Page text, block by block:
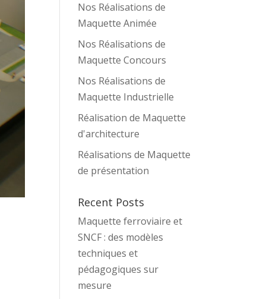
Nos Réalisations de
Maquette Animée
Nos Réalisations de
Maquette Concours
Nos Réalisations de
Maquette Industrielle
Réalisation de Maquette
d'architecture
Réalisations de Maquette
de présentation
Recent Posts
Maquette ferroviaire et
SNCF : des modèles
techniques et
pédagogiques sur
mesure